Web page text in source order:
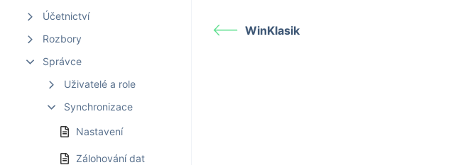
Účetnictví
Rozbory
Správce
Uživatelé a role
Synchronizace
Nastavení
Zálohování dat
WinKlasik